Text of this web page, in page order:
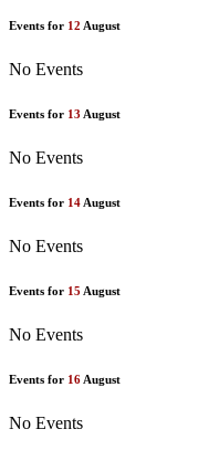
Events for 12 August
No Events
Events for 13 August
No Events
Events for 14 August
No Events
Events for 15 August
No Events
Events for 16 August
No Events